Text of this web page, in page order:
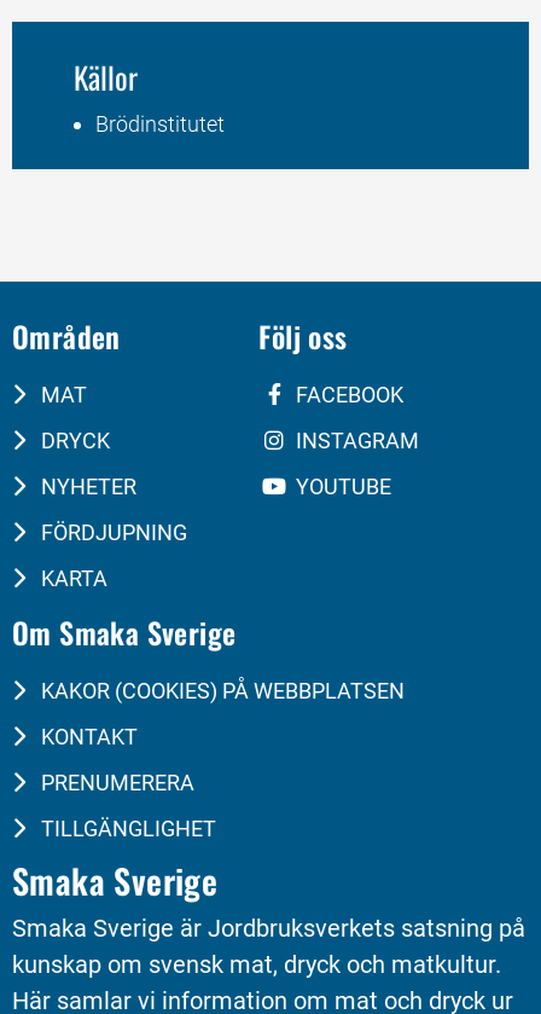
Källor
Brödinstitutet
Områden
MAT
DRYCK
NYHETER
FÖRDJUPNING
KARTA
Följ oss
FACEBOOK
INSTAGRAM
YOUTUBE
Om Smaka Sverige
KAKOR (COOKIES) PÅ WEBBPLATSEN
KONTAKT
PRENUMERERA
TILLGÄNGLIGHET
Smaka Sverige
Smaka Sverige är Jordbruksverkets satsning på
kunskap om svensk mat, dryck och matkultur.
Här samlar vi information om mat och dryck ur